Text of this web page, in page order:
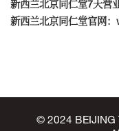
新西兰北京同仁堂7天营
新西兰北京同仁堂官网
© 2024 BEIJING